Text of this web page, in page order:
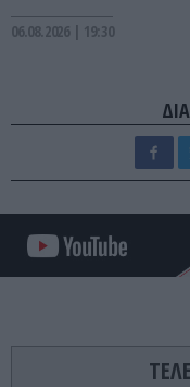
06.08.2026 | 19:30